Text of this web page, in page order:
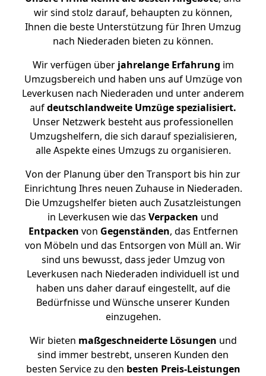
wir sind stolz darauf, behaupten zu können,
Ihnen die beste Unterstützung für Ihren Umzug
nach Niederaden bieten zu können.
Wir verfügen überjahrelange Erfahrung im
Umzugsbereich und haben uns auf Umzüge von
Leverkusen nach Niederaden und unter anderem
aufdeutschlandweite Umzüge spezialisiert.
Unser Netzwerk besteht aus professionellen
Umzugshelfern, die sich darauf spezialisieren,
alle Aspekte eines Umzugs zu organisieren.
Von der Planung über den Transport bis hin zur
Einrichtung Ihres neuen Zuhause in Niederaden.
Die Umzugshelfer bieten auch Zusatzleistungen
in Leverkusen wie das Verpacken und
Entpacken von Gegenständen, das Entfernen
von Möbeln und das Entsorgen von Müll an. Wir
sind uns bewusst, dass jeder Umzug von
Leverkusen nach Niederaden individuell ist und
haben uns daher darauf eingestellt, auf die
Bedürfnisse und Wünsche unserer Kunden
einzugehen.
Wir bieten maßgeschneiderte Lösungen und
sind immer bestrebt, unseren Kunden den
besten Service zu den besten Preis-Leistungen